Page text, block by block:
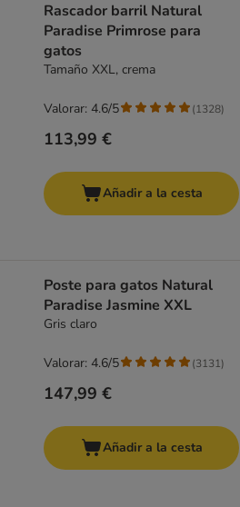
Rascador barril Natural
Paradise Primrose para
gatos
Tamaño XXL, crema
113,99 €
Valorar: 4.6/5 (1328)
Añadir a la cesta
Poste para gatos Natural
Paradise Jasmine XXL
Gris claro
147,99 €
Valorar: 4.6/5 (3131)
Añadir a la cesta